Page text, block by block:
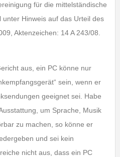
für die mittelständische
unter Hinweis auf das Urteil des
Aktenzeichen: 14 A 243/08.
aus, ein PC könne nur
sein, wenn er
geeignet sei. Habe
um Sprache, Musik
zu machen, so könne er
und sei kein
nicht aus, dass ein PC